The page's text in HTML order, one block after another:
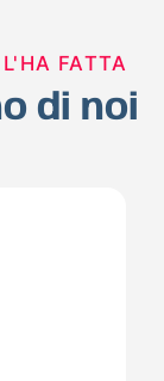
FATTA
di noi